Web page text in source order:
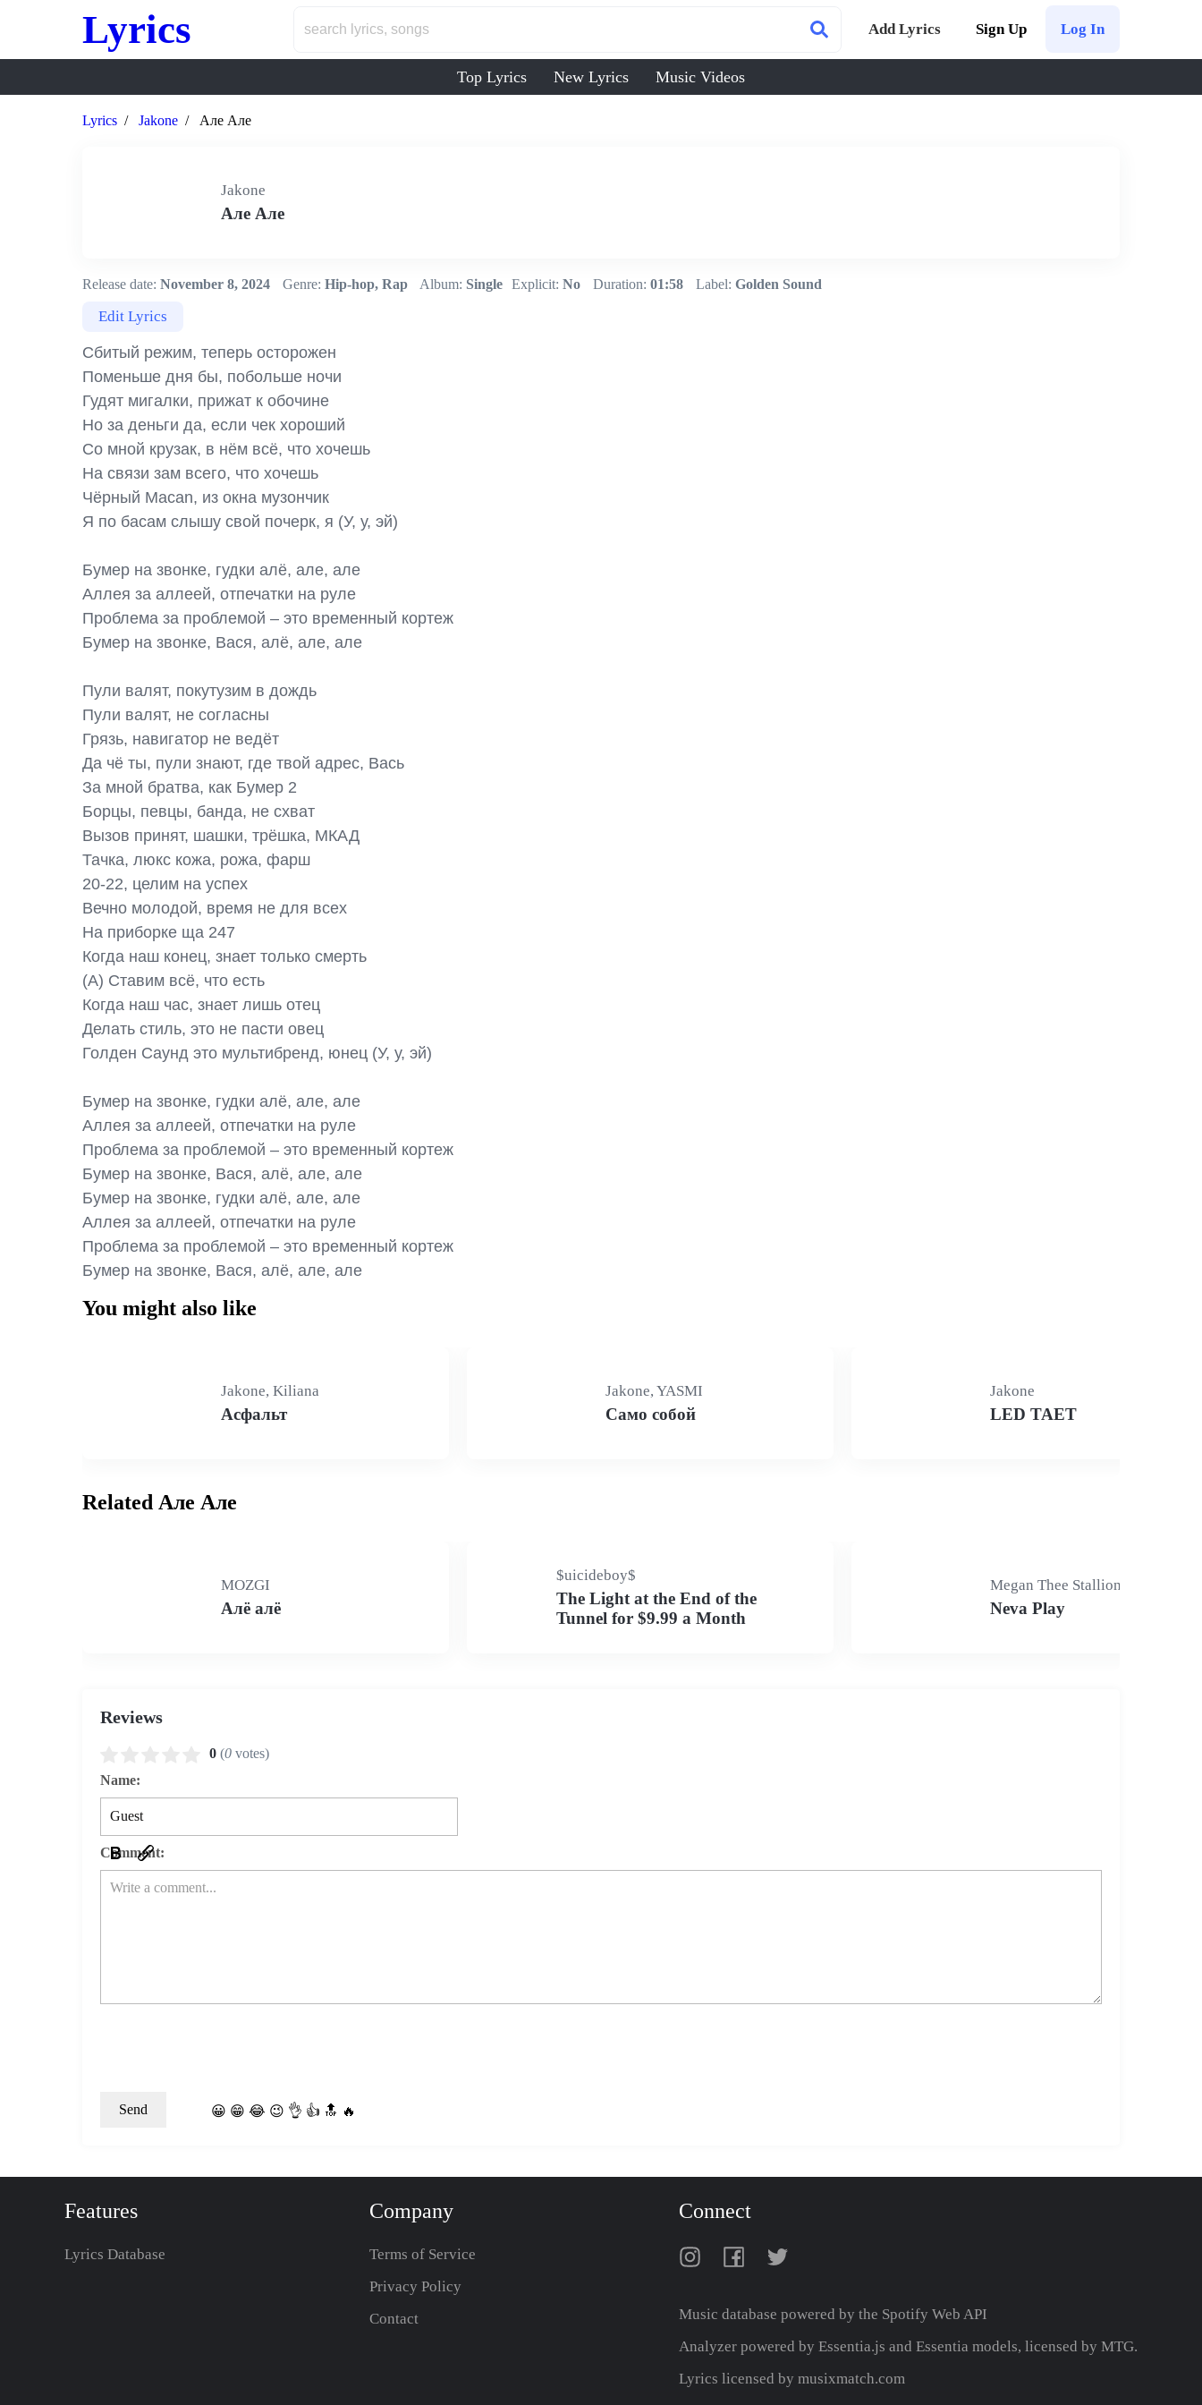
Lyrics Add Lyrics Sign Up Log In
Top Lyrics New Lyrics Music Videos
Lyrics Jakone Але Але
Jakone
Але Але
Release date: November 8, 2024 Genre: Hip-hop, Rap Album: Single Explicit: No Duration: 01:58 Label: Golden Sound
Edit Lyrics
Сбитый режим, теперь осторожен
Поменьше дня бы, побольше ночи
Гудят мигалки, прижат к обочине
Но за деньги да, если чек хороший
Со мной крузак, в нём всё, что хочешь
На связи зам всего, что хочешь
Чёрный Macan, из окна музончик
Я по басам слышу свой почерк, я (У, у, эй)
Бумер на звонке, гудки алё, але, але
Аллея за аллеей, отпечатки на руле
Проблема за проблемой – это временный кортеж
Бумер на звонке, Вася, алё, але, але
Пули валят, покутузим в дождь
Пули валят, не согласны
Грязь, навигатор не ведёт
Да чё ты, пули знают, где твой адрес, Вась
За мной братва, как Бумер 2
Борцы, певцы, банда, не схват
Вызов принят, шашки, трёшка, МКАД
Тачка, люкс кожа, рожа, фарш
20-22, целим на успех
Вечно молодой, время не для всех
На приборке ща 247
Когда наш конец, знает только смерть
(А) Ставим всё, что есть
Когда наш час, знает лишь отец
Делать стиль, это не пасти овец
Голден Саунд это мультибренд, юнец (У, у, эй)
Бумер на звонке, гудки алё, але, але
Аллея за аллеей, отпечатки на руле
Проблема за проблемой – это временный кортеж
Бумер на звонке, Вася, алё, але, але
Бумер на звонке, гудки алё, але, але
Аллея за аллеей, отпечатки на руле
Проблема за проблемой – это временный кортеж
Бумер на звонке, Вася, алё, але, але
You might also like
Jakone, Kiliana
Асфальт
Jakone, YASMI
Само собой
Jakone
LED TAET
Related Але Але
MOZGI
Алё алё
$uicideboy$
The Light at the End of the
Tunnel for $9.99 a Month
Megan Thee Stallion
Neva Play
Reviews
0 (0 votes)
Name:
Comment:
😀 😁 😂 😉 👌 👍 🔝 🔥
Features
Lyrics Database
Company
Terms of Service
Privacy Policy
Contact
Connect
Music database powered by the Spotify Web API
Analyzer powered by Essentia.js and Essentia models, licensed by MTG.
Lyrics licensed by musixmatch.com